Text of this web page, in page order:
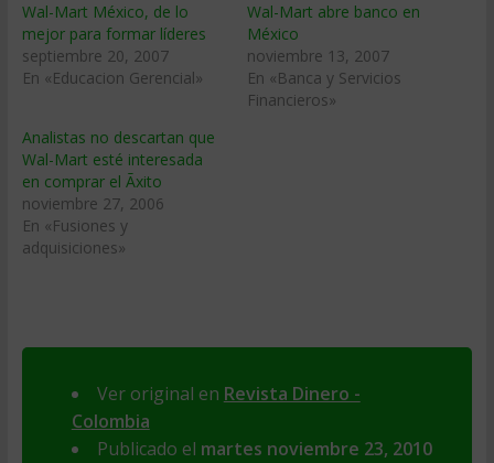
Wal-Mart México, de lo
mejor para formar lí­deres
septiembre 20, 2007
En «Educacion Gerencial»
Wal-Mart abre banco en
México
noviembre 13, 2007
En «Banca y Servicios
Financieros»
Analistas no descartan que
Wal-Mart esté interesada
en comprar el Ãxito
noviembre 27, 2006
En «Fusiones y
adquisiciones»
Ver original en Revista Dinero -
Colombia
Publicado el martes noviembre 23, 2010